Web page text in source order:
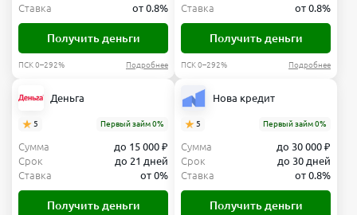
Ставка
от 0.8%
Получить деньги
ПСК 0–292% Подробнее
Ставка
от 0.8%
Получить деньги
ПСК 0–292% Подробнее
Деньга
5 Первый займ 0%
Сумма
до 15 000 ₽
Срок
до 21 дней
Ставка
от 0%
Получить деньги
Нова кредит
5 Первый займ 0%
Сумма
до 30 000 ₽
Срок
до 30 дней
Ставка
от 0.8%
Получить деньги